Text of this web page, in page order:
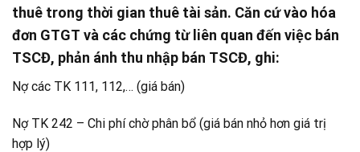
thuê trong thời gian thuê tài sản. Căn cứ vào hóa
đơn GTGT và các chứng từ liên quan đến việc bán
TSCĐ, phản ánh thu nhập bán TSCĐ, ghi:
Nợ các TK 111, 112,… (giá bán)
Nợ TK 242 – Chi phí chờ phân bổ (giá bán nhỏ hơn giá trị
hợp lý)